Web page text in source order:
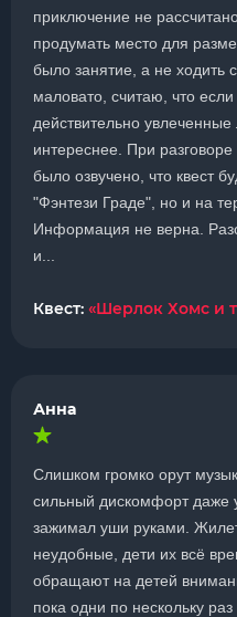
приключение не
продумать место для
было занятие, а не ходить
маловато, считаю, что
действительно
интереснее. При
было озвучено, что квест
"Фэнтези Граде", но и на
Информация не верна.
и...
Квест: «Шерлок Хомс и
Анна
Слишком громко орут
сильный дискомфорт даже
зажимал уши руками.
неудобные, дети их всё
обращают на детей
пока одни по нескольку